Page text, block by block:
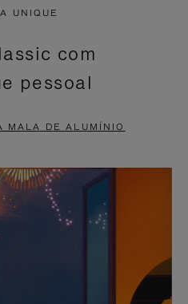
UNIQUE
com
pessoal
MALA DE ALUMÍNIO